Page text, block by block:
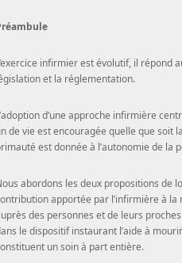
infirmier est évolutif, il répond
et la réglementation.
d’une approche infirmière
de vie est encouragée quelle que soit
est donnée à l’autonomie de la
abordons les deux propositions de
apportée par l’infirmière à
des personnes et de leurs
le dispositif instaurant l’aide à
un soin à part entière.